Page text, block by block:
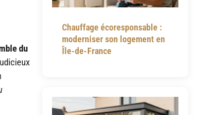
du
Chauffage écoresponsable :
moderniser son logement en
Île-de-France